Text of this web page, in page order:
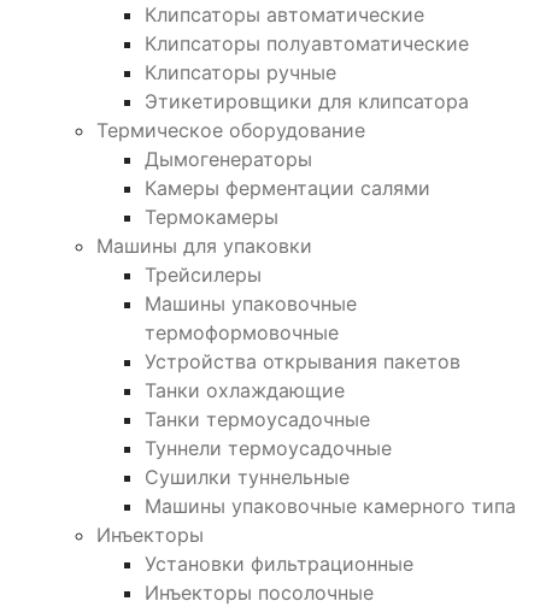
Клипсаторы автоматические
Клипсаторы полуавтоматические
Клипсаторы ручные
Этикетировщики для клипсатора
Термическое оборудование
Дымогенераторы
Камеры ферментации салями
Термокамеры
Машины для упаковки
Трейсилеры
Машины упаковочные
термоформовочные
Устройства открывания пакетов
Танки охлаждающие
Танки термоусадочные
Туннели термоусадочные
Сушилки туннельные
Машины упаковочные камерного типа
Инъекторы
Установки фильтрационные
Инъекторы посолочные